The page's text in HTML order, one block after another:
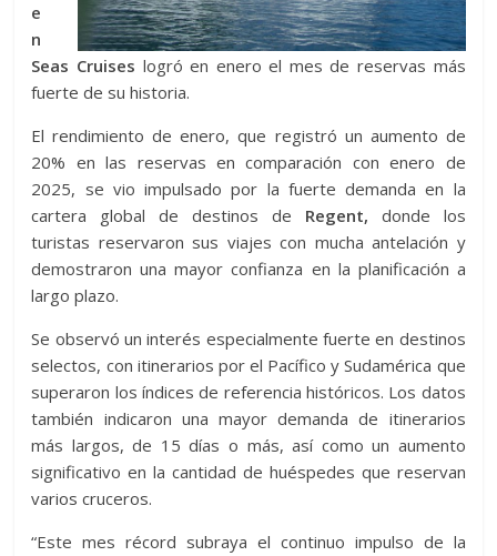
e
n
Seas Cruises logró en enero el mes de reservas más
fuerte de su historia.
El rendimiento de enero, que registró un aumento de
20% en las reservas en comparación con enero de
2025, se vio impulsado por la fuerte demanda en la
cartera global de destinos de Regent, donde los
turistas reservaron sus viajes con mucha antelación y
demostraron una mayor confianza en la planificación a
largo plazo.
Se observó un interés especialmente fuerte en destinos
selectos, con itinerarios por el Pacífico y Sudamérica que
superaron los índices de referencia históricos. Los datos
también indicaron una mayor demanda de itinerarios
más largos, de 15 días o más, así como un aumento
significativo en la cantidad de huéspedes que reservan
varios cruceros.
“Este mes récord subraya el continuo impulso de la